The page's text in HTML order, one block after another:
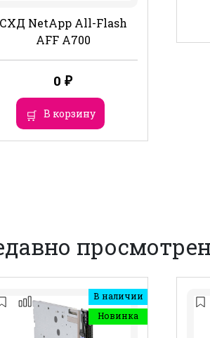
СХД NetApp All-Flash
AFF A700
0 ₽
В корзину
В наличии
Новинка